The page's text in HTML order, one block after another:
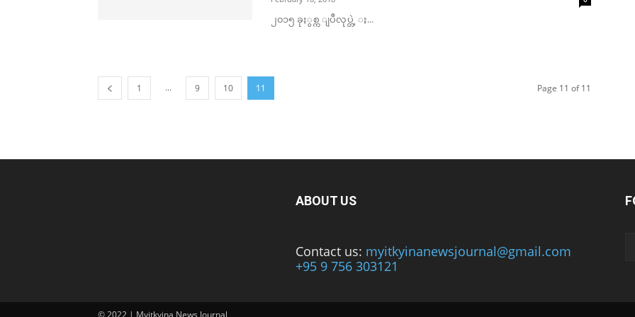
၂၀၁၅ ခုႏွစ္က ျပဳလုပ္တဲ့ ႏ...
1 ... 9 10 11 Page 11 of 11
ABOUT US
Contact us: myitkyinanewsjournal@gmail.com
+95 9 756 303121
© 2022 | Myitkyina News Journal